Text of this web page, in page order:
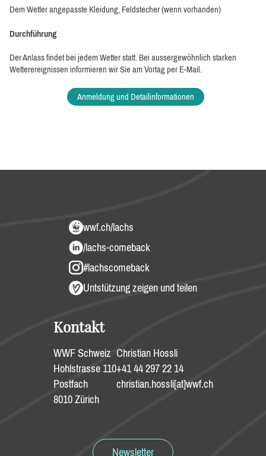
Dem Wetter angepasste Kleidung, Feldstecher (wenn vorhanden)
Durchführung
Der Anlass findet bei jedem Wetter statt. Bei aussergewöhnlich starken
Wetterereignissen informieren wir Sie am Vortag per E-Mail.
Anmeldung und Detailinformationen
wwf.ch/lachs
/lachs-comeback
#lachscomeback
Untstützung zeigen und teilen
Kontakt
WWF Schweiz
Hohlstrasse 110
Postfach
8010 Zürich
Christian Hossli
+41 44 297 22 14
christian.hossli[at]wwf.ch